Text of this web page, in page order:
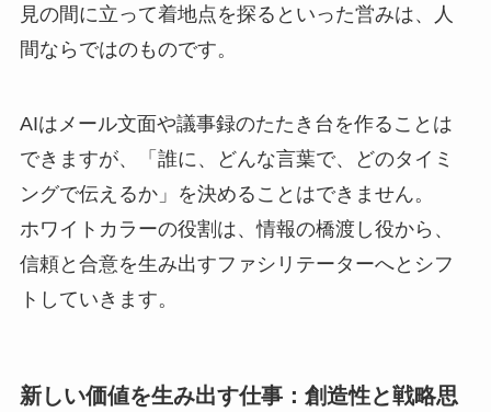
見の間に立って着地点を探るといった営みは、人
間ならではのものです。
AIはメール文面や議事録のたたき台を作ることは
できますが、「誰に、どんな言葉で、どのタイミ
ングで伝えるか」を決めることはできません。
ホワイトカラーの役割は、情報の橋渡し役から、
信頼と合意を生み出すファシリテーターへとシフ
トしていきます。
新しい価値を生み出す仕事：創造性と戦略思